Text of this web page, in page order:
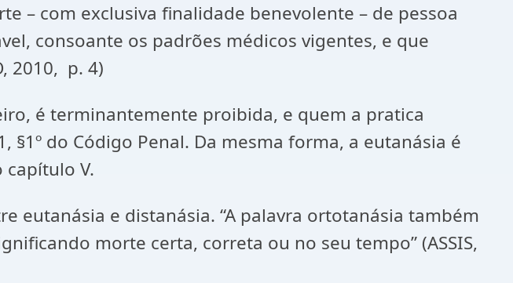
– com exclusiva finalidade benevolente – de pessoa
consoante os padrões médicos vigentes, e que
2010, p. 4)
é terminantemente proibida, e quem a pratica
do Código Penal. Da mesma forma, a eutanásia é
V.
eutanásia e distanásia. “A palavra ortotanásia também
morte certa, correta ou no seu tempo” (ASSIS,